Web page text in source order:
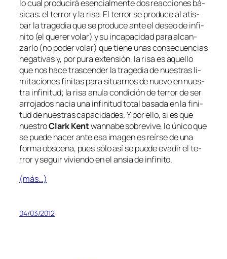
lo cual pro­du­ci­rá esen­cial­men­te dos reac­cio­nes bá­
si­cas: el te­rror y la ri­sa. El te­rror se pro­du­ce al atis­
bar la tra­ge­dia que se pro­du­ce an­te el de­seo de in­fi­
ni­to (el que­rer vo­lar) y su in­ca­pa­ci­dad pa­ra al­can­
zar­lo (no po­der vo­lar) que tie­ne unas con­se­cuen­cias
ne­ga­ti­vas y, por pu­ra ex­ten­sión, la ri­sa es aque­llo
que nos ha­ce tras­cen­der la tra­ge­dia de nues­tras li­
mi­ta­cio­nes fi­ni­tas pa­ra si­tuar­nos de nue­vo en nues­
tra in­fi­ni­tud; la ri­sa anu­la con­di­ción de te­rror de ser
arro­ja­dos ha­cia una in­fi­ni­tud to­tal ba­sa­da en la fi­ni­
tud de nues­tras ca­pa­ci­da­des. Y por ello, si es que
nues­troClark Kentwan­na­beso­bre­vi­ve, lo úni­co que
se pue­de ha­cer an­te esa ima­gen es reír­se de una
for­ma obs­ce­na, pues só­lo así se pue­de eva­dir el te­
rror y se­guir vi­vien­do en el an­sia de infinito.
(más…)
04/03/2012